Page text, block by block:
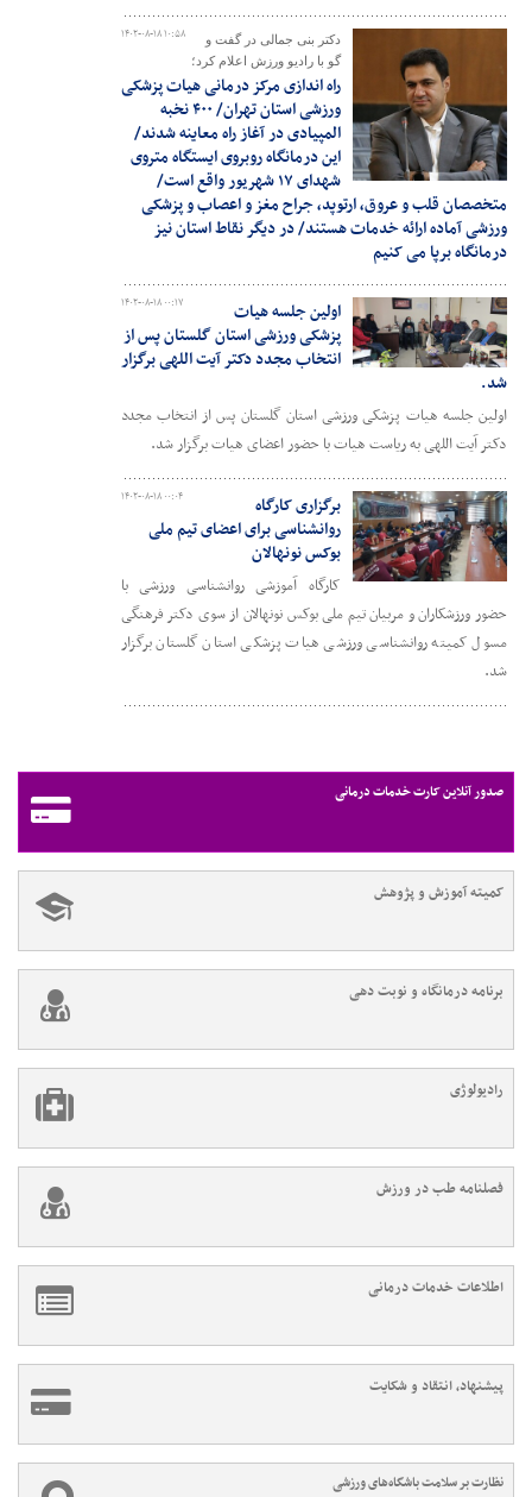
۱۴۰۲-۰۸-۱۸ ۱۰:۵۸
دکتر بنی جمالی در گفت و
گو با رادیو ورزش اعلام کرد؛
راه اندازی مرکز درمانی هیات پزشکی
ورزشی استان تهران/ ۴۰۰ نخبه
المپیادی در آغاز راه معاینه شدند/
این درمانگاه روبروی ایستگاه متروی
شهدای ۱۷ شهریور واقع است/
متخصصان قلب و عروق، ارتوپد، جراح مغز و اعصاب و پزشکی
ورزشی آماده ارائه خدمات هستند/ در دیگر نقاط استان نیز
درمانگاه برپا می کنیم
۱۴۰۲-۰۸-۱۸ ۰۰:۱۷
اولین جلسه هیات
پزشکی ورزشی استان گلستان پس از
انتخاب مجدد دکتر آیت اللهی برگزار
شد.
اولین جلسه هیات پزشکی ورزشی استان گلستان پس از انتخاب مجدد
دکتر آیت اللهی به ریاست هیات با حضور اعضای هیات برگزار شد.
۱۴۰۲-۰۸-۱۸ ۰۰:۰۴
برگزاری کارگاه
روانشناسی برای اعضای تیم ملی
بوکس نونهالان
کارگاه آموزشی روانشناسی ورزشی با
حضور ورزشکاران و مربیان تیم ملی بوکس نونهالان از سوی دکتر فرهنگی
مسول کمیته روانشناسی ورزشی هیات پزشکی استان گلستان برگزار
شد.
صدور آنلاین کارت خدمات درمانی
کمیته آموزش و پژوهش
برنامه درمانگاه و نوبت دهی
رادیولوژی
فصلنامه طب در ورزش
اطلاعات خدمات درمانی
پیشنهاد، انتقاد و شکایت
نظارت بر سلامت باشگاه‌های ورزشی